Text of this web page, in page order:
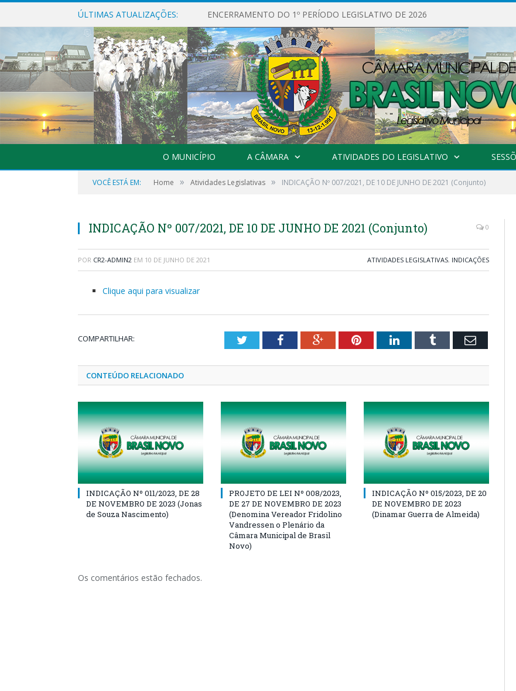
ÚLTIMAS ATUALIZAÇÕES: ENCERRAMENTO DO 1º PERÍODO LEGISLATIVO DE 2026
O MUNICÍPIO A CÂMARA ATIVIDADES DO LEGISLATIVO
VOCÊ ESTÁ EM: Home » Atividades Legislativas » INDICAÇÃO Nº 007/2021, DE 10 DE JUNHO DE 2021 (Conjunto)
INDICAÇÃO Nº 007/2021, DE 10 DE JUNHO DE 2021 (Conjunto) 0
POR CR2-ADMIN2 EM 10 DE JUNHO DE 2021 ATIVIDADES LEGISLATIVAS, INDICAÇÕES
Clique aqui para visualizar
COMPARTILHAR: TwitterFacebookGoogle+PinterestLinkedInTumblr Email
CONTEÚDO RELACIONADO
INDICAÇÃO Nº 011/2023, DE 28
DE NOVEMBRO DE 2023 (Jonas
de Souza Nascimento)
PROJETO DE LEI Nº 008/2023,
DE 27 DE NOVEMBRO DE 2023
(Denomina Vereador Fridolino
Vandressen o Plenário da
Câmara Municipal de Brasil
Novo)
INDICAÇÃO Nº 015/2023, DE 20
DE NOVEMBRO DE 2023
(Dinamar Guerra de Almeida)
Os comentários estão fechados.